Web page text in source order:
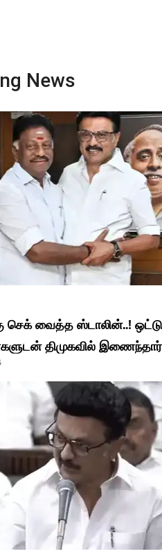
News
செக் வைத்த ஸ்டாலின்..!
திமுகவில் இணைந்தார்